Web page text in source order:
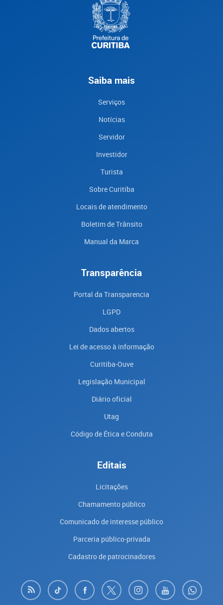
Saiba mais
Serviços
Notícias
Servidor
Investidor
Turista
Sobre Curitiba
Locais de atendimento
Boletim de Trânsito
Manual da Marca
Transparência
Portal da Transparencia
LGPD
Dados abertos
Lei de acesso à informação
Curitiba-Ouve
Legislação Municipal
Diário oficial
Utag
Código de Ética e Conduta
Editais
Licitações
Chamamento público
Comunicado de interesse público
Parceria público-privada
Cadastro de patrocinadores